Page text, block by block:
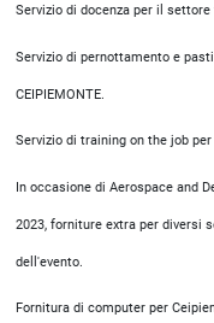
Servizio di docenza per il
Servizio di pernottamento e
CEIPIEMONTE.
Servizio di training on the job
In occasione di Aerospace and
2023, forniture extra per diversi
dell'evento.
Fornitura di computer per